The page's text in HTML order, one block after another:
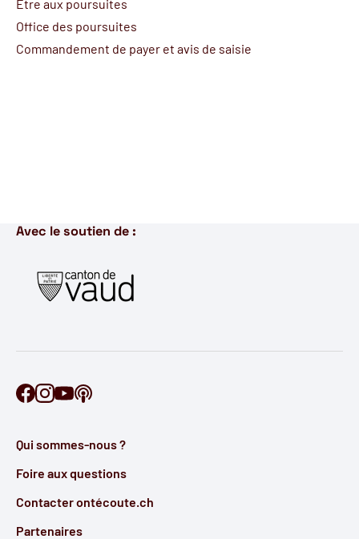
Être aux poursuites
Office des poursuites
Commandement de payer et avis de saisie
Avec le soutien de :
Retrouve Ontécoute sur Facebook
Retrouve Ontécoute sur Instagram
Retrouve Ontécoute sur YouTube
Qui sommes-nous ?
Foire aux questions
Contacter ontécoute.ch
Partenaires